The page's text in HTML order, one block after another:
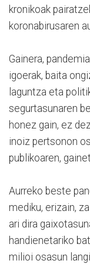
kronikoak
koronabirusaren
Gainera,
igoerak, baita
laguntza eta
segurtasunaren
honez gain, ez
inoiz pertsonon
publikoaren,
Aurreko beste
mediku, erizain,
ari dira
handienetariko
milioi osasun